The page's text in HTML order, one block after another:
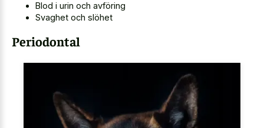
Blod i urin och avföring
Svaghet och slöhet
Periodontal